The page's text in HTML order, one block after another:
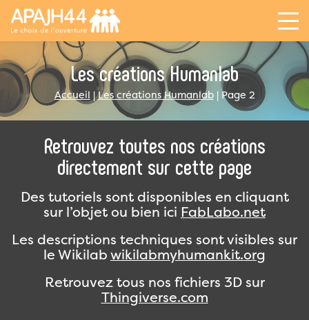
Les créations Humanlab
Accueil |Les créations Humanlab| Page 2
Retrouvez toutes nos créations
directement sur cette page
Des tutoriels sont disponibles en cliquant
sur l’objet ou bien ici FabLabo.net
Les descriptions techniques sont visibles sur
le Wikilabwikilabmyhumankit.org
Retrouvez tous nos fichiers 3D sur
Thingiverse.com
Panneau de gestion des cookies